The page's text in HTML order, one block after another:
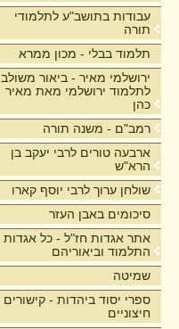
עבודות בתושב"ע לתלמודי
תורה
תלמוד בבלי - מכון ממרא
ירושלמי מאיר - ביאור משולב
לתלמוד ירושלמי מאת מאיר
כהן
רמב"ם - משנה תורה
ארבעה טורים לרבי יעקב בן
הרא"ש
שולחן ערוך לרבי יוסף קארו
סיכומים באבן העזר
אתר אגדות חז"ל - כל אגדות
התלמוד וביאוריהם
שמיטה
ספרי יסוד ביהדות - קישורים
חיצוניים